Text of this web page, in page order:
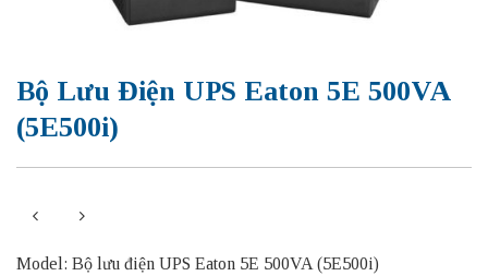
Bộ Lưu Điện UPS Eaton 5E 500VA
(5E500i)
Model: Bộ lưu điện UPS Eaton 5E 500VA (5E500i)